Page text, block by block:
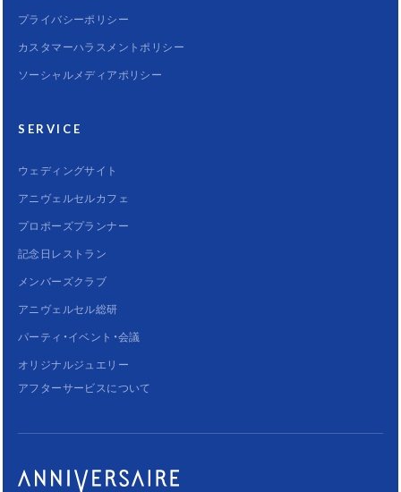
プライバシーポリシー
カスタマーハラスメントポリシー
ソーシャルメディアポリシー
SERVICE
ウェディングサイト
アニヴェルセルカフェ
プロポーズプランナー
記念日レストラン
メンバーズクラブ
アニヴェルセル総研
パーティ・イベント・会議
オリジナルジュエリー
アフターサービスについて